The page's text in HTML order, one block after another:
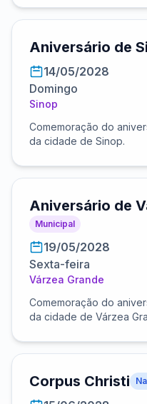
Aniversário de
14/05/2028
Domingo
Sinop
Comemoração do
da cidade de Sinop.
Aniversário de
Municipal
19/05/2028
Sexta-feira
Várzea Grande
Comemoração do
da cidade de Várzea
Corpus Christi